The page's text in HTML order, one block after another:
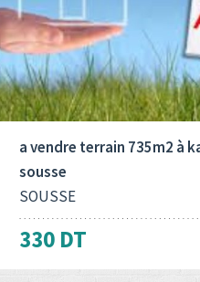
Type d'opération:
A vendre
a vendre terrain 735m2 à
sousse
SOUSSE
330 DT